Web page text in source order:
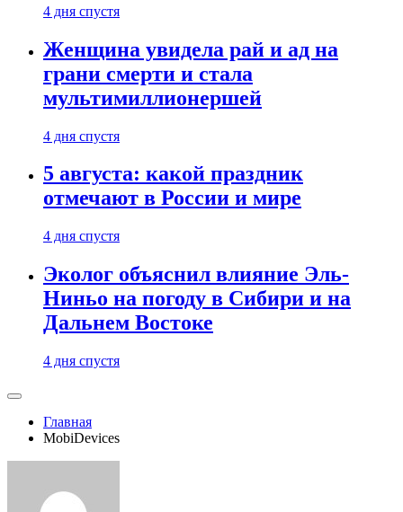
4 дня спустя
Женщина увидела рай и ад на
грани смерти и стала
мультимиллионершей
4 дня спустя
5 августа: какой праздник
отмечают в России и мире
4 дня спустя
Эколог объяснил влияние Эль-
Ниньо на погоду в Сибири и на
Дальнем Востоке
4 дня спустя
Главная
MobiDevices